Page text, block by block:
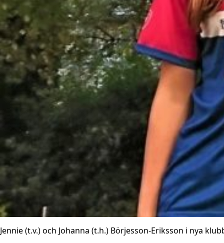
Jennie (t.v.) och Johanna (t.h.) Börjesson-Eriksson i nya